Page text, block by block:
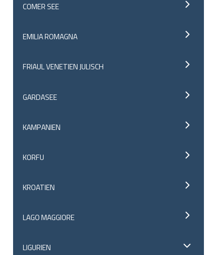
COMER SEE
EMILIA ROMAGNA
FRIAUL VENETIEN JULISCH
GARDASEE
KAMPANIEN
KORFU
KROATIEN
LAGO MAGGIORE
LIGURIEN